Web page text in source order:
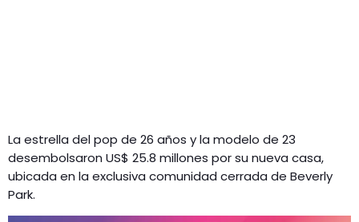
La estrella del pop de 26 años y la modelo de 23
desembolsaron US$ 25.8 millones por su nueva casa,
ubicada en la exclusiva comunidad cerrada de Beverly
Park.